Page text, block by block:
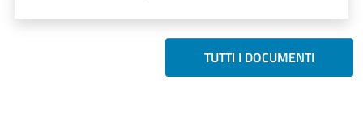
TUTTI I DOCUMENTI